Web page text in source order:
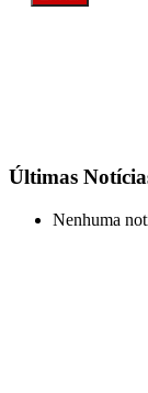
Últimas
Nenhuma